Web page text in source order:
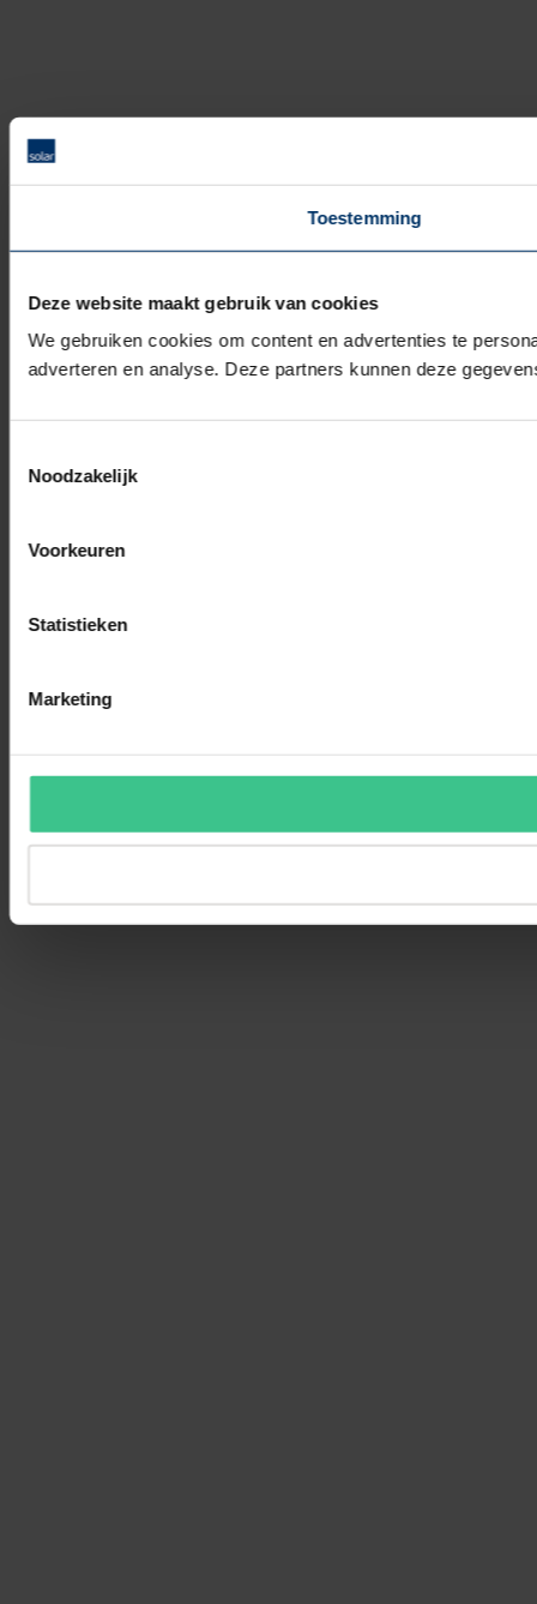
Toestemming
Deze website maakt gebruik van cookies
We gebruiken cookies om content en advertenties te
adverteren en analyse. Deze partners kunnen deze
Noodzakelijk
Voorkeuren
Statistieken
Marketing